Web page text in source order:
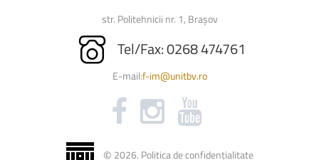
str. Politehnicii nr. 1, Brașov
Tel/Fax: 0268 474761
E-mail:f-im@unitbv.ro
© 2026. Politica de confidențialitate